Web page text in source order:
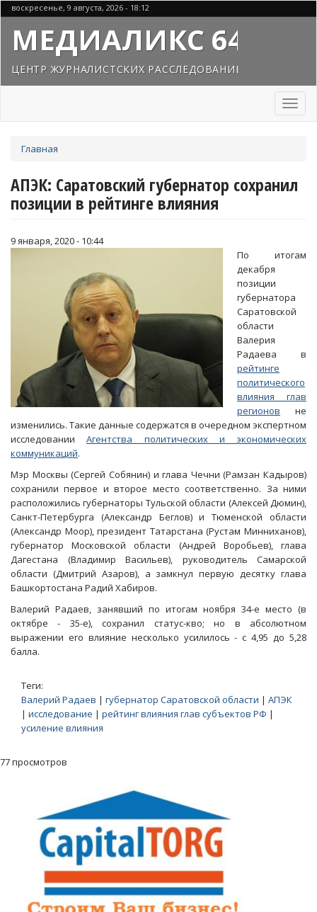
Перейти
к
основному
содержанию
воскресенье, 9 августа, 2026 - 18:12
МЕДИАЛИКС 64
ЦЕНТР ЖУРНАЛИСТСКИХ РАССЛЕДОВАНИЙ
Toggle
здесь
Главная
АПЭК: Саратовский губернатор сохранил
позиции в рейтинге влияния
9 января, 2020 - 10:44
По итогам
декабря
позиции
губернатора
Саратовской
области
Валерия
Радаева в
рейтинге
политического
влияния глав
регионов не
изменились. Такие данные содержатся в очередном экспертном
исследованииАгентства политических и экономических
коммуникаций.
Мэр Москвы (Сергей Собянин) и глава Чечни (Рамзан Кадыров)
сохранили первое и второе место соответственно. За ними
расположились губернаторы Тульской области (Алексей Дюмин),
Санкт-Петербурга (Александр Беглов) и Тюменской области
(Александр Моор), президент Татарстана (Рустам Минниханов),
губернатор Московской области (Андрей Воробьев), глава
Дагестана (Владимир Васильев), руководитель Самарской
области (Дмитрий Азаров), а замкнул первую десятку глава
Башкортостана Радий Хабиров.
Валерий Радаев, занявший по итогам ноября 34-е место (в
октябре - 35-е), сохранил статус-кво; но в абсолютном
выражении его влияние несколько усилилось - с 4,95 до 5,28
балла.
Теги:
Валерий Радаев | губернатор Саратовской области | АПЭК
| исследование | рейтинг влияния глав субъектов РФ |
усиление влияния
77 просмотров